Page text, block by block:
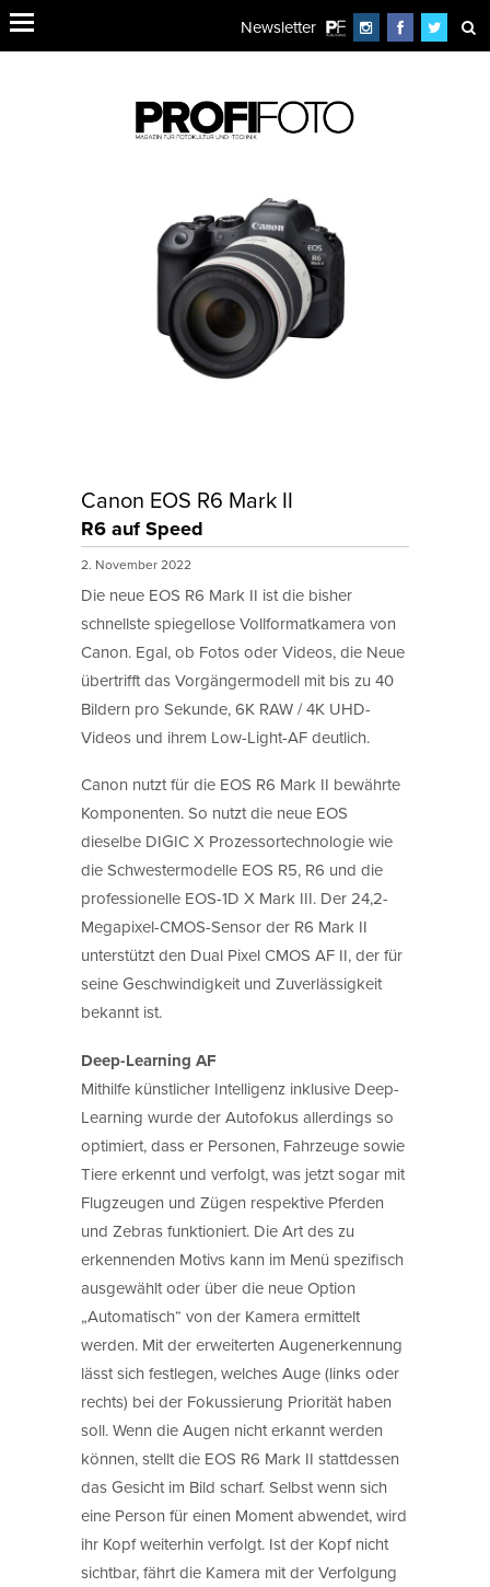
Newsletter
Canon EOS R6 Mark II
R6 auf Speed
2. November 2022
Die neue EOS R6 Mark II ist die bisher
schnellste spiegellose Vollformatkamera von
Canon. Egal, ob Fotos oder Videos, die Neue
übertrifft das Vorgängermodell mit bis zu 40
Bildern pro Sekunde, 6K RAW / 4K UHD-
Videos und ihrem Low-Light-AF deutlich.
Canon nutzt für die EOS R6 Mark II bewährte
Komponenten. So nutzt die neue EOS
dieselbe DIGIC X Prozessortechnologie wie
die Schwestermodelle EOS R5, R6 und die
professionelle EOS-1D X Mark III. Der 24,2-
Megapixel-CMOS-Sensor der R6 Mark II
unterstützt den Dual Pixel CMOS AF II, der für
seine Geschwindigkeit und Zuverlässigkeit
bekannt ist.
Deep-Learning AF
Mithilfe künstlicher Intelligenz inklusive Deep-
Learning wurde der Autofokus allerdings so
optimiert, dass er Personen, Fahrzeuge sowie
Tiere erkennt und verfolgt, was jetzt sogar mit
Flugzeugen und Zügen respektive Pferden
und Zebras funktioniert. Die Art des zu
erkennenden Motivs kann im Menü spezifisch
ausgewählt oder über die neue Option
„Automatisch“ von der Kamera ermittelt
werden. Mit der erweiterten Augenerkennung
lässt sich festlegen, welches Auge (links oder
rechts) bei der Fokussierung Priorität haben
soll. Wenn die Augen nicht erkannt werden
können, stellt die EOS R6 Mark II stattdessen
das Gesicht im Bild scharf. Selbst wenn sich
eine Person für einen Moment abwendet, wird
ihr Kopf weiterhin verfolgt. Ist der Kopf nicht
sichtbar, fährt die Kamera mit der Verfolgung